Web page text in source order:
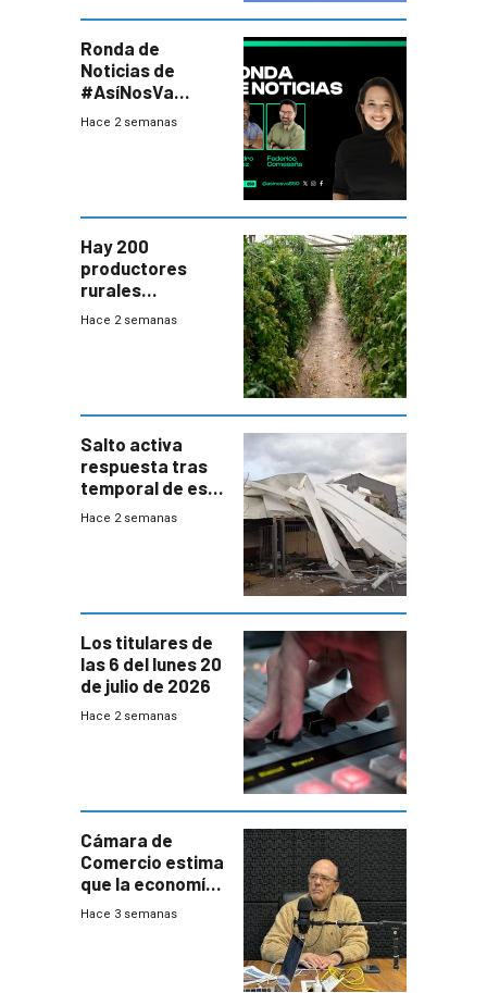
Ronda de
Noticias de
#AsíNosVa
(20/7/26)
Hace 2 semanas
Hay 200
productores
rurales
afectados tras
Hace 2 semanas
Salto activa
respuesta tras
temporal de este
sábado con
Hace 2 semanas
Los titulares de
las 6 del lunes 20
de julio de 2026
Hace 2 semanas
Cámara de
Comercio estima
que la economía
crecerá 1,6%
Hace 3 semanas